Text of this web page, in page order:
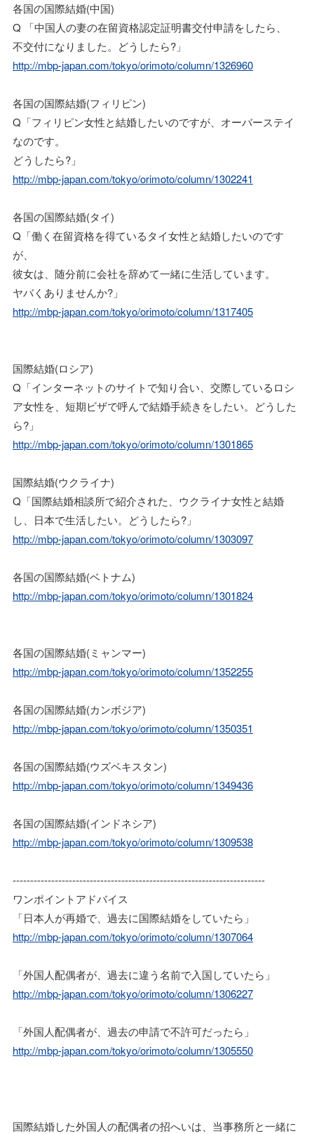
各国の国際結婚(中国)
Q 「中国人の妻の在留資格認定証明書交付申請をしたら、
不交付になりました。どうしたら?」
http://mbp-japan.com/tokyo/orimoto/column/1326960
各国の国際結婚(フィリピン)
Q「フィリピン女性と結婚したいのですが、オーバーステイ
なのです。
どうしたら?」
http://mbp-japan.com/tokyo/orimoto/column/1302241
各国の国際結婚(タイ)
Q「働く在留資格を得ているタイ女性と結婚したいのです
が、
彼女は、随分前に会社を辞めて一緒に生活しています。
ヤバくありませんか?」
http://mbp-japan.com/tokyo/orimoto/column/1317405
国際結婚(ロシア)
Q「インターネットのサイトで知り合い、交際しているロシ
ア女性を、短期ビザで呼んで結婚手続きをしたい。どうした
ら?」
http://mbp-japan.com/tokyo/orimoto/column/1301865
国際結婚(ウクライナ)
Q「国際結婚相談所で紹介された、ウクライナ女性と結婚
し、日本で生活したい。どうしたら?」
http://mbp-japan.com/tokyo/orimoto/column/1303097
各国の国際結婚(ベトナム)
http://mbp-japan.com/tokyo/orimoto/column/1301824
各国の国際結婚(ミャンマー)
http://mbp-japan.com/tokyo/orimoto/column/1352255
各国の国際結婚(カンボジア)
http://mbp-japan.com/tokyo/orimoto/column/1350351
各国の国際結婚(ウズベキスタン)
http://mbp-japan.com/tokyo/orimoto/column/1349436
各国の国際結婚(インドネシア)
http://mbp-japan.com/tokyo/orimoto/column/1309538
------------------------------------------------------------------------
ワンポイントアドバイス
「日本人が再婚で、過去に国際結婚をしていたら」
http://mbp-japan.com/tokyo/orimoto/column/1307064
「外国人配偶者が、過去に違う名前で入国していたら」
http://mbp-japan.com/tokyo/orimoto/column/1306227
「外国人配偶者が、過去の申請で不許可だったら」
http://mbp-japan.com/tokyo/orimoto/column/1305550
国際結婚した外国人の配偶者の招へいは、当事務所と一緒に